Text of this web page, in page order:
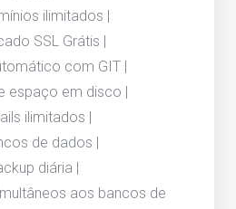
ilimitados |
SSL Grátis |
com GIT |
espaço em disco |
ilimitados |
de dados |
diária |
aos bancos de